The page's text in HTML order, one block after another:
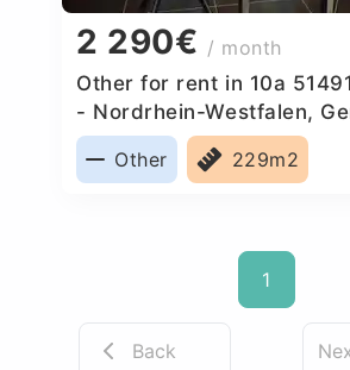
2 290€ / month
Other for rent in 10a
- Nordrhein-Westfalen,
Other
229m2
1
Back